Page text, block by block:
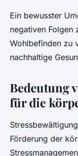
Ein bewusster
negativen Folgen
Wohlbefinden zu
nachhaltige
Bedeutung
für die
Förderung der